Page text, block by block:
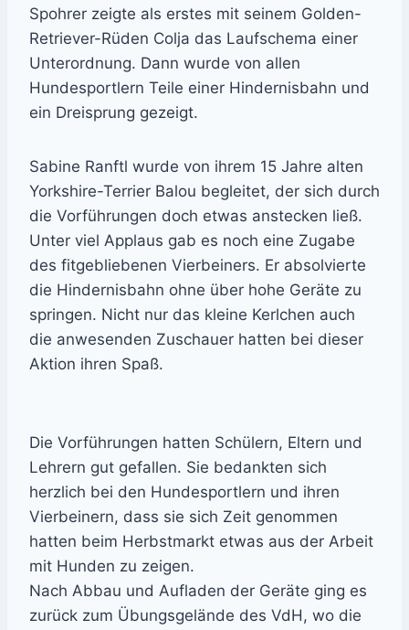
Spohrer zeigte als erstes mit seinem Golden-
Retriever-Rüden Colja das Laufschema einer
Unterordnung. Dann wurde von allen
Hundesportlern Teile einer Hindernisbahn und
ein Dreisprung gezeigt.
Sabine Ranftl wurde von ihrem 15 Jahre alten
Yorkshire-Terrier Balou begleitet, der sich durch
die Vorführungen doch etwas anstecken ließ.
Unter viel Applaus gab es noch eine Zugabe
des fitgebliebenen Vierbeiners. Er absolvierte
die Hindernisbahn ohne über hohe Geräte zu
springen. Nicht nur das kleine Kerlchen auch
die anwesenden Zuschauer hatten bei dieser
Aktion ihren Spaß.
Die Vorführungen hatten Schülern, Eltern und
Lehrern gut gefallen. Sie bedankten sich
herzlich bei den Hundesportlern und ihren
Vierbeinern, dass sie sich Zeit genommen
hatten beim Herbstmarkt etwas aus der Arbeit
mit Hunden zu zeigen.
Nach Abbau und Aufladen der Geräte ging es
zurück zum Übungsgelände des VdH, wo die